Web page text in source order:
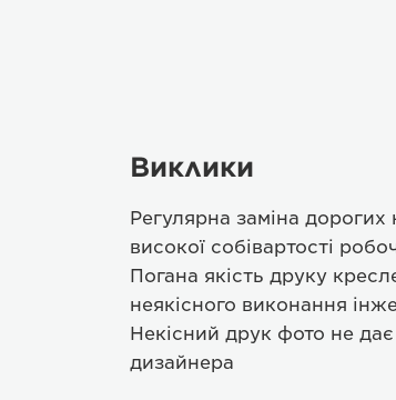
Виклики
Регулярна заміна
високої собівартості
Погана якість друку
неякісного виконання
Некісний друк фото не
дизайнера